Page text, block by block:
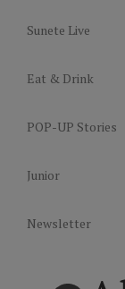
Sunete Live
Eat & Drink
POP-UP Stories
Junior
Newsletter